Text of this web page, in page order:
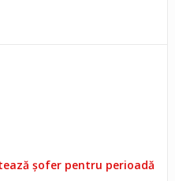
șofer pentru perioadă